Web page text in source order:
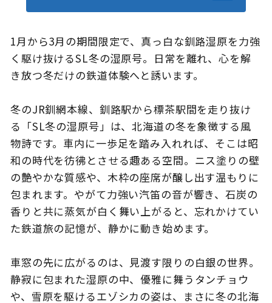
このサイトについて 観光資料
動画ライブラリー フォトライブラリー
お問い合わせ
Languages
1月から3月の期間限定で、真っ白な釧路湿原を力強
く駆け抜けるSL冬の湿原号。日常を離れ、心を解
き放つ冬だけの鉄道体験へと誘います。
冬のJR釧網本線、釧路駅から標茶駅間を走り抜け
る「SL冬の湿原号」は、北海道の冬を象徴する風
物詩です。車内に一歩足を踏み入れれば、そこは昭
和の時代を彷彿とさせる趣ある空間。ニス塗りの壁
の艶やかな質感や、木枠の座席が醸し出す温もりに
包まれます。やがて力強い汽笛の音が響き、石炭の
香りと共に蒸気が白く舞い上がると、忘れかけてい
た鉄道旅の記憶が、静かに動き始めます。
車窓の先に広がるのは、見渡す限りの白銀の世界。
静寂に包まれた湿原の中、優雅に舞うタンチョウ
や、雪原を駆けるエゾシカの姿は、まさに冬の北海